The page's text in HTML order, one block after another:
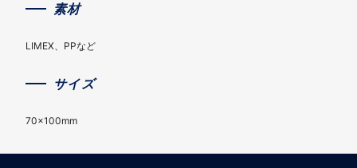
素材
LIMEX、PPなど
サイズ
70×100mm